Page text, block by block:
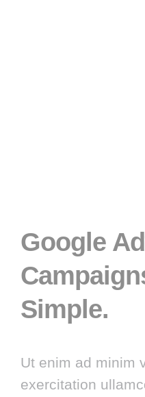
Google
Simple.
Ut enim ad minim
exercitation